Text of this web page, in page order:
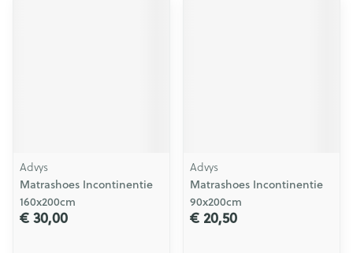
Advys
Matrashoes Incontinentie
160x200cm
€ 30,00
Advys
Matrashoes Incontinentie
90x200cm
€ 20,50